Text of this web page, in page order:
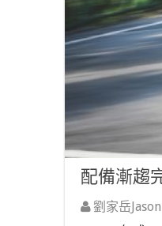
配備漸趨
劉家岳Jason